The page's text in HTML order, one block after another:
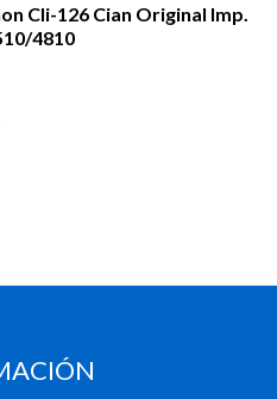
Cli-126 Cian Original Imp.
4810